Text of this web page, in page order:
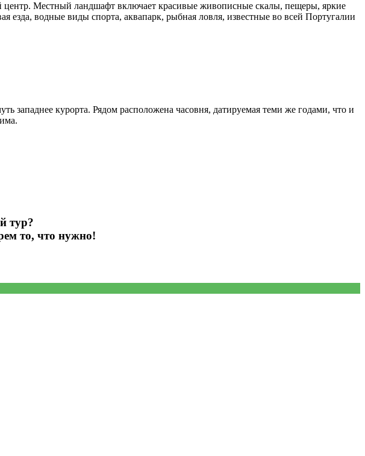
центр. Местный ландшафт включает красивые живописные скалы, пещеры, яркие
езда, водные виды спорта, аквапарк, рыбная ловля, известные во всей Португалии
западнее курорта. Рядом расположена часовня, датируемая теми же годами, что и
тур?
то, что нужно!